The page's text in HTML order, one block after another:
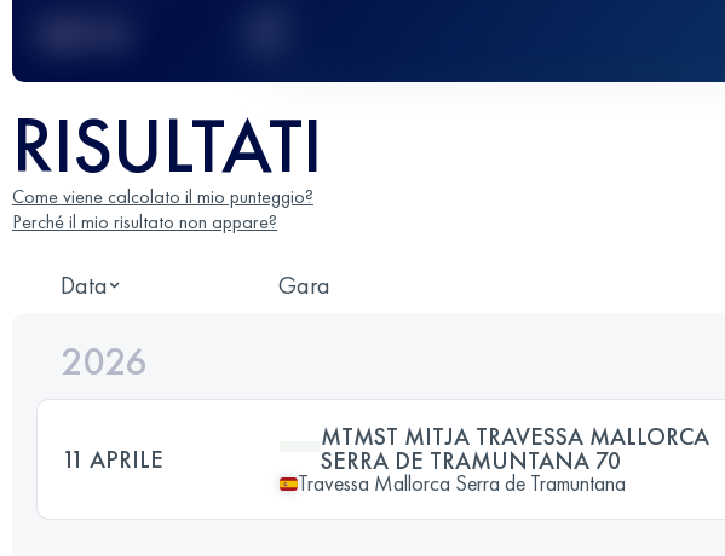
RISULTATI
Come viene calcolato il mio punteggio?
Perché il mio risultato non appare?
Data Gara
2026
11 APRILE
MTMST MITJA TRAVESSA MALLORCA
SERRA DE TRAMUNTANA 70
Travessa Mallorca Serra de Tramuntana